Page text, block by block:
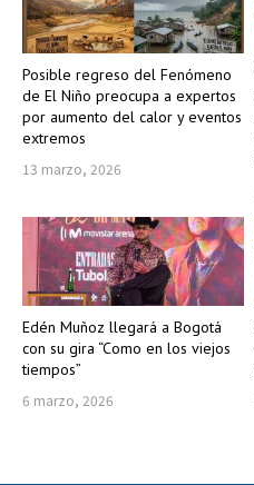
Posible regreso del Fenómeno
de El Niño preocupa a expertos
por aumento del calor y eventos
extremos
13 marzo, 2026
Edén Muñoz llegará a Bogotá
con su gira “Como en los viejos
tiempos”
6 marzo, 2026